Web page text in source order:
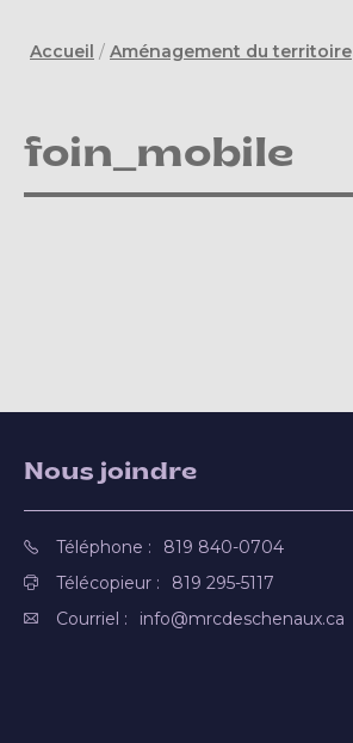
Accueil / Aménagement du territoire
foin_mobile
Nous joindre
Téléphone :
819 840-0704
Télécopieur :
819 295-5117
Courriel :
info@mrcdeschenaux.ca